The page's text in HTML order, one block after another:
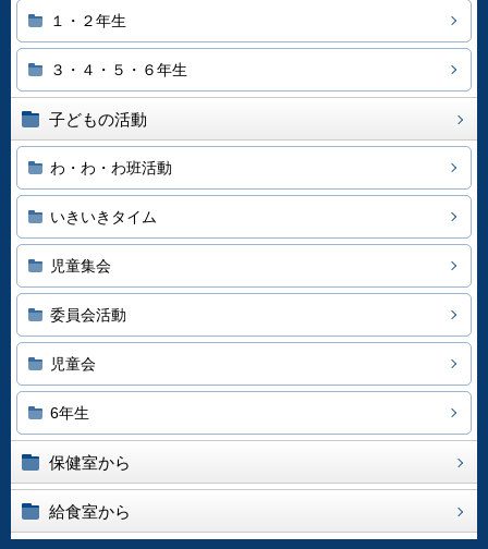
１・２年生
３・４・５・６年生
子どもの活動
わ・わ・わ班活動
いきいきタイム
児童集会
委員会活動
児童会
6年生
保健室から
給食室から